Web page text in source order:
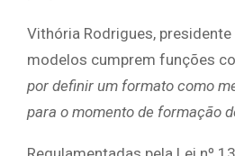
Vithória Rodrigues,
modelos cumprem funções
por definir um formato como
para o momento de formação